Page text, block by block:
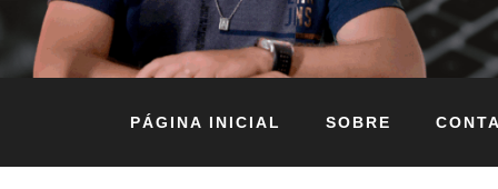
PÁGINA INICIAL SOBRE